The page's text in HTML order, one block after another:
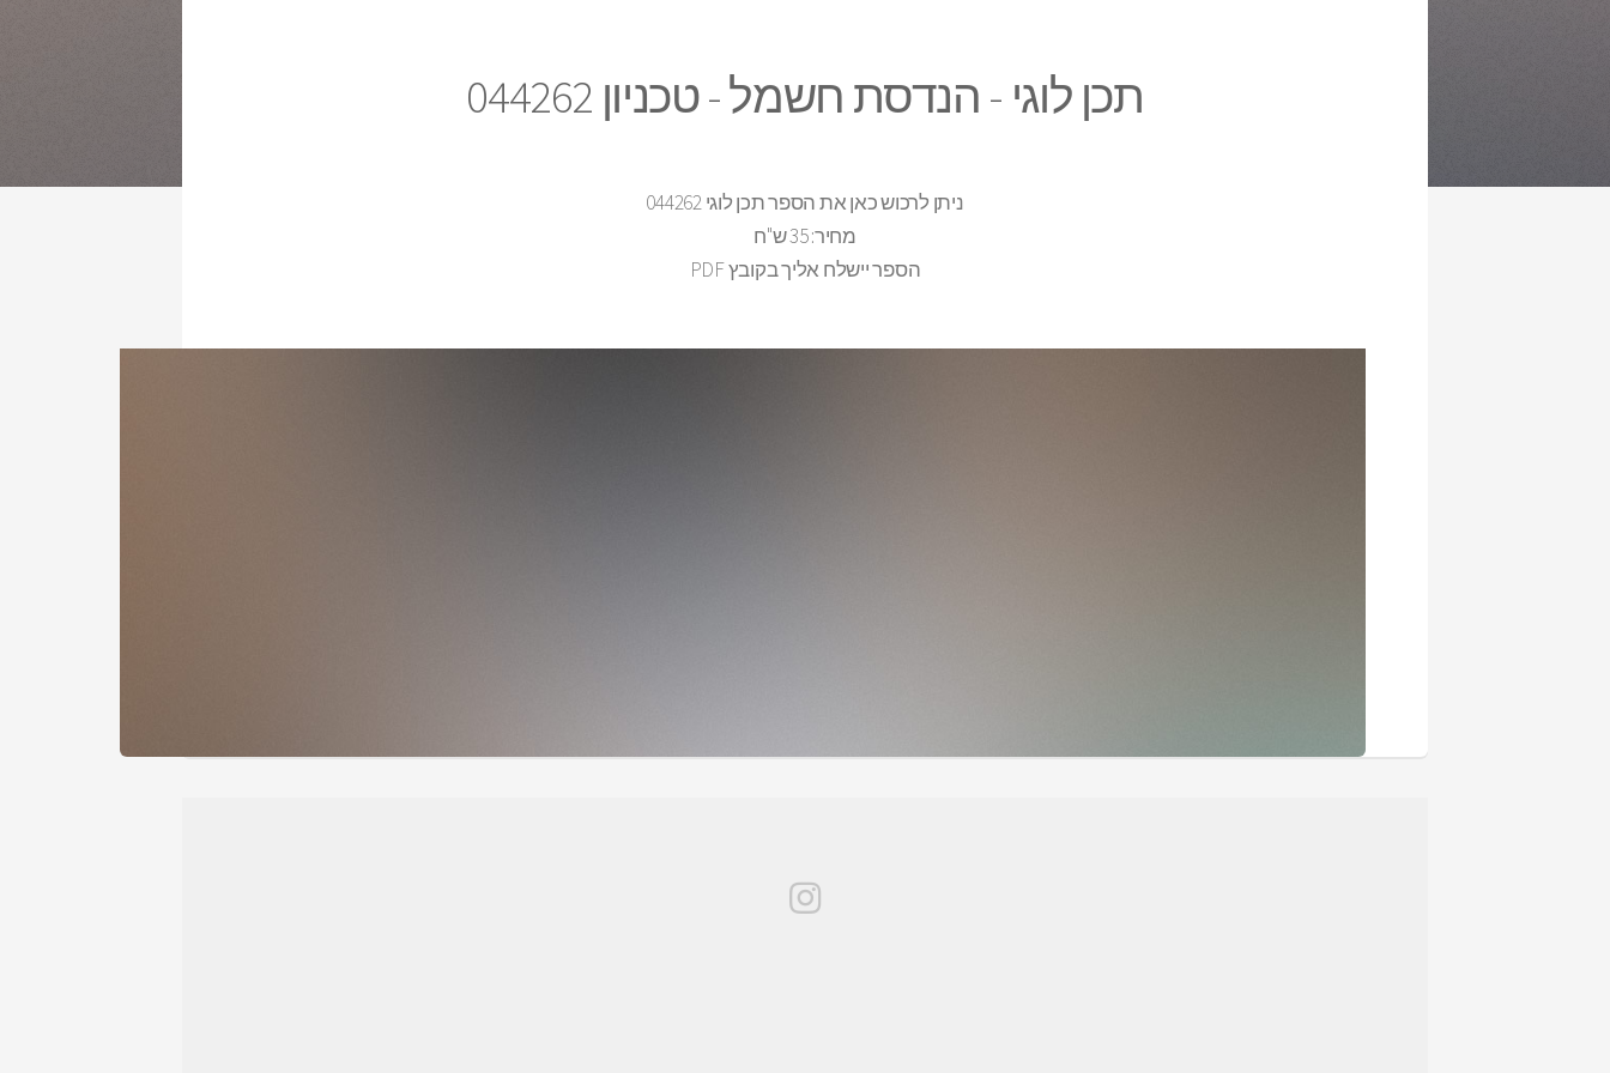
תכן לוגי - הנדסת חשמל - טכניון 044262
ניתן לרכוש כאן את הספר תכן לוגי 044262
מחיר: 35 ש"ח
הספר יישלח אליך בקובץ PDF